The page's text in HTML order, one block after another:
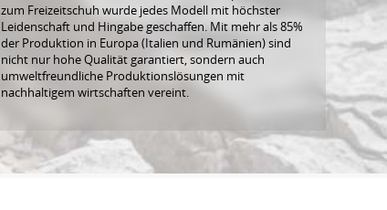
zum Freizeitschuh wurde jedes Modell mit höchster
Leidenschaft und Hingabe geschaffen. Mit mehr als 85%
der Produktion in Europa (Italien und Rumänien) sind
nicht nur hohe Qualität garantiert, sondern auch
umweltfreundliche Produktionslösungen mit
nachhaltigem wirtschaften vereint.